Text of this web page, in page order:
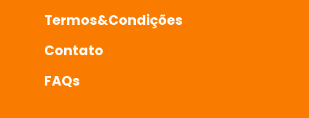
Termos&Condições
Contato
FAQs